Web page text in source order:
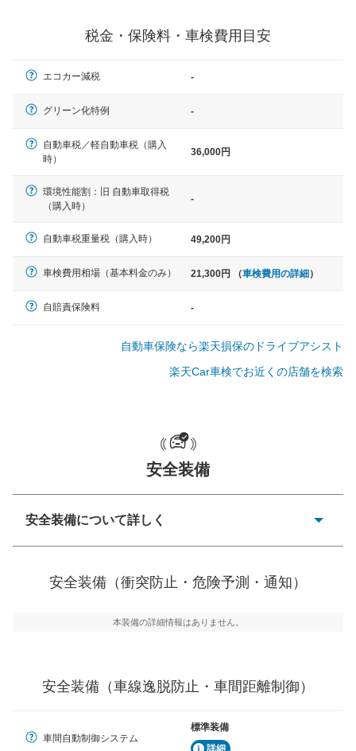
クラウン、アルファード、フォレ
一般的な荷物のサイズの目安
税金・保険料・車検費用目安
エコカー減税 -
グリーン化特例 -
自動車税／軽自動車税（購入
時）
36,000円
環境性能割：旧 自動車取得税
（購入時）
-
自動車税重量税（購入時） 49,200円
車検費用相場（基本料金のみ） 21,300円 （車検費用の詳細）
自賠責保険料 -
自動車保険なら楽天損保のドライブアシスト
楽天Car車検でお近くの店舗を検索
安全装備
安全装備について詳しく
ーキアシスト、ABSなどが装備されています。
車線逸脱防止
車線のはみだしやふらつきを防止するためにレーンキー
車間距離制御
安全装備（衝突防止・危険予測・通知）
本装備の詳細情報はありません。
安全装備（車線逸脱防止・車間距離制御）
車間自動制御システム
標準装備
詳細